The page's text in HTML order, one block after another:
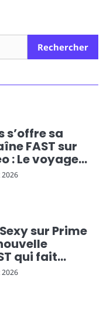
Rechercher
s’offre sa
FAST sur
: Le voyage
diffusion
sur Prime
qui fait